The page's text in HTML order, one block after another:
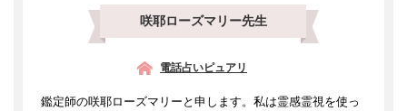
咲耶ローズマリー先生
電話占いピュアリ
鑑定師の咲耶ローズマリーと申します。私は霊感霊視を使っ